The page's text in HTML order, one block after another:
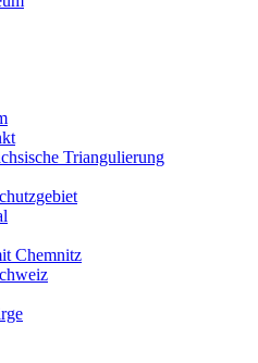
Triangulierung
Chemnitz